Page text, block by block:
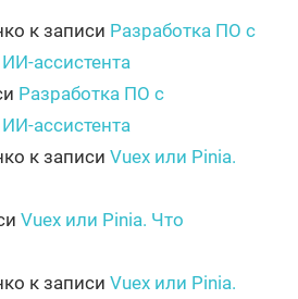
к записи Разработка ПО с
ассистента
Разработка ПО с
ассистента
к записи Vuex или Pinia.
Vuex или Pinia. Что
к записи Vuex или Pinia.